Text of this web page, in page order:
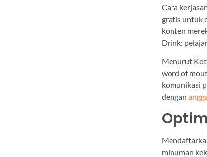
Cara
gratis untuk
konten
Drink:
Menurut
word of
komunikasi
dengan
minuman